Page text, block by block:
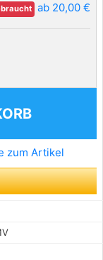
ab 20,00 €
zum Artikel